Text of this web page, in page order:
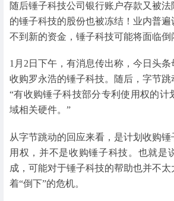
随后锤子科技公司银行账户存款又被
的锤子科技的股份也被冻结！业内普
不到新的资金，锤子科技可能将面临倒
1月2日下午，有消息传出称，今日头
收购罗永浩的锤子科技。随后，字节跳
“有收购锤子科技部分专利使用权的计
域相关硬件。”
从字节跳动的回应来看，是计划收购
用权，并不是收购锤子科技。也就是
成，可能对于锤子科技的帮助也并不
着“倒下”的危机。